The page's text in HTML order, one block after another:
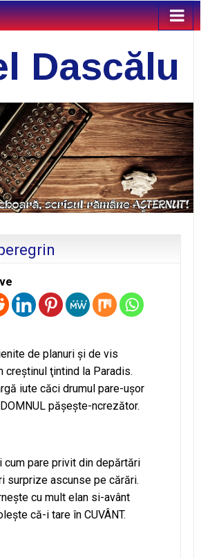
Dascălu
de planuri şi de vis
creştinul ţintind la Paradis.
iute căci drumul pare-uşor
păşeşte-ncrezător.
cum pare privit din depărtări
surprize ascunse pe cărări.
cu mult elan si-avânt
că-i tare în CUVÂNT.